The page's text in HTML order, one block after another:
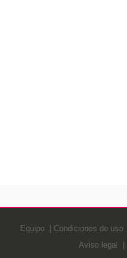
Equipo Condiciones de uso
Aviso legal